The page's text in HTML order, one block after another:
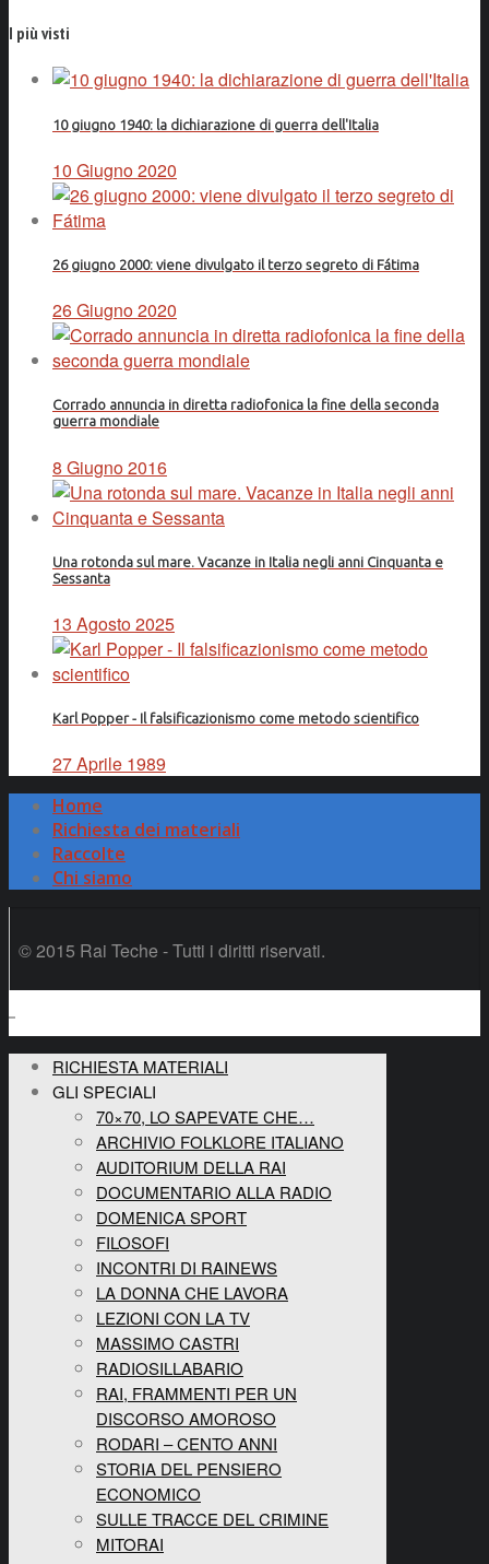
I più visti
10 giugno 1940: la dichiarazione di guerra dell'Italia
10 Giugno 2020
26 giugno 2000: viene divulgato il terzo segreto di Fátima
26 Giugno 2020
Corrado annuncia in diretta radiofonica la fine della seconda
guerra mondiale
8 Giugno 2016
Una rotonda sul mare. Vacanze in Italia negli anni Cinquanta e
Sessanta
13 Agosto 2025
Karl Popper - Il falsificazionismo come metodo scientifico
27 Aprile 1989
Home
Richiesta dei materiali
Raccolte
Chi siamo
© 2015 Rai Teche - Tutti i diritti riservati.
RICHIESTA MATERIALI
GLI SPECIALI
70×70, LO SAPEVATE CHE…
ARCHIVIO FOLKLORE ITALIANO
AUDITORIUM DELLA RAI
DOCUMENTARIO ALLA RADIO
DOMENICA SPORT
FILOSOFI
INCONTRI DI RAINEWS
LA DONNA CHE LAVORA
LEZIONI CON LA TV
MASSIMO CASTRI
RADIOSILLABARIO
RAI, FRAMMENTI PER UN
DISCORSO AMOROSO
RODARI – CENTO ANNI
STORIA DEL PENSIERO
ECONOMICO
SULLE TRACCE DEL CRIMINE
MITORAI